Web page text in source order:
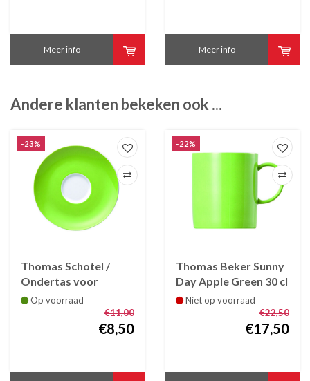
Meer info Meer info
Andere klanten bekeken ook ...
-23%
Thomas Schotel /
Ondertas voor
koffiekop Sunny Day
Op voorraad
€11,00
€8,50
-22%
Thomas Beker Sunny
Day Apple Green 30 cl
Niet op voorraad
€22,50
€17,50